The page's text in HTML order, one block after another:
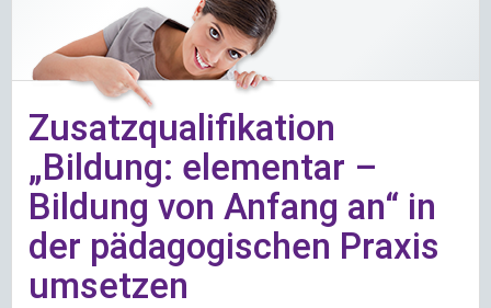
Zusatzqualifikation
„Bildung: elementar –
Bildung von Anfang an“ in
der pädagogischen Praxis
umsetzen